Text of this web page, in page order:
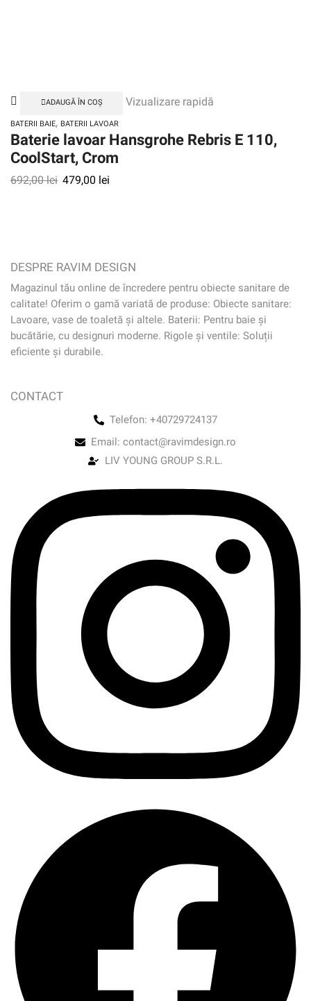
ADAUGĂ ÎN COȘ Vizualizare rapidă
BATERII BAIE, BATERII LAVOAR
Baterie lavoar Hansgrohe Rebris E 110,
CoolStart, Crom
692,00lei 479,00 lei
DESPRE RAVIM DESIGN
Magazinul tău online de încredere pentru obiecte sanitare de
calitate! Oferim o gamă variată de produse: Obiecte sanitare:
Lavoare, vase de toaletă și altele. Baterii: Pentru baie și
bucătărie, cu designuri moderne. Rigole și ventile: Soluții
eficiente și durabile.
CONTACT
Telefon: +40729724137
Email: contact@ravimdesign.ro
LIV YOUNG GROUP S.R.L.